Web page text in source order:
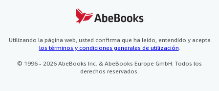
Preferencias de cookies
Aviso de cookies
AbeBooks.fr
Utilizando la página web, usted confirma que ha leído, entendido y acepta
los términos y condiciones generales de utilización.
© 1996 - 2026 AbeBooks Inc. & AbeBooks Europe GmbH. Todos los
derechos reservados.